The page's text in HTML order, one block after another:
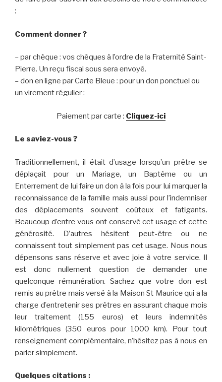
:
Comment donner ?
– par chèque : vos chèques à l’ordre de la Fraternité Saint-
Pierre. Un reçu fiscal sous sera envoyé.
– don en ligne par Carte Bleue : pour un don ponctuel ou
un virement régulier :
Paiement par carte : Cliquez-ici
Le saviez-vous ?
Traditionnellement, il était d’usage lorsqu’un prêtre se
déplaçait pour un Mariage, un Baptême ou un
Enterrement de lui faire un don à la fois pour lui marquer la
reconnaissance de la famille mais aussi pour l’indemniser
des déplacements souvent coûteux et fatigants.
Beaucoup d’entre vous ont conservé cet usage et cette
générosité. D’autres hésitent peut-être ou ne
connaissent tout simplement pas cet usage. Nous nous
dépensons sans réserve et avec joie à votre service. Il
est donc nullement question de demander une
quelconque rémunération. Sachez que votre don est
remis au prêtre mais versé à la Maison St Maurice qui a la
charge d’entretenir ses prêtres en assurant chaque mois
leur traitement (155 euros) et leurs indemnités
kilométriques (350 euros pour 1000 km). Pour tout
renseignement complémentaire, n’hésitez pas à nous en
parler simplement.
Quelques citations :